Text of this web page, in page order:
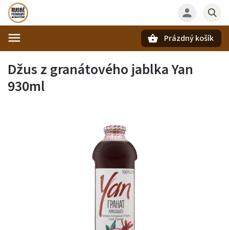
Prázdný košík
Džus z granátového jablka Yan
930ml